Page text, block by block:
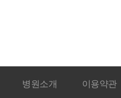
병원소개 이용약관